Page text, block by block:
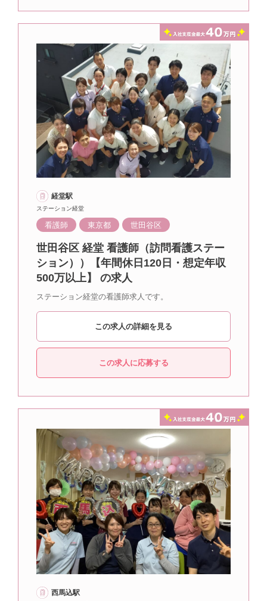
経堂駅
ステーション経堂
看護師 東京都 世田谷区
世田谷区 経堂 看護師（訪問看護ステー
ション））【年間休日120日・想定年収
500万以上】 の求人
ステーション経堂の看護師求人です。
この求人の詳細を見る
この求人に応募する
西馬込駅